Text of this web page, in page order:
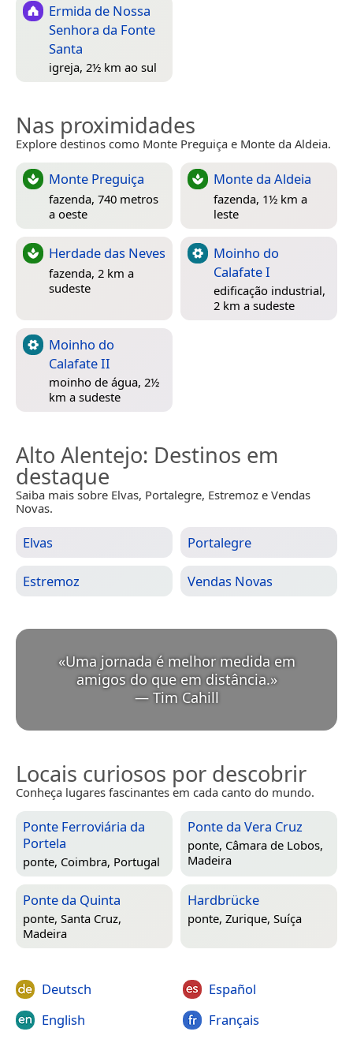
Ermida de Nossa
Senhora da Fonte
Santa
igreja, 2½ km ao sul
Nas proximidades
Explore destinos como Monte Preguiça e Monte da Aldeia.
Monte Preguiça
fazenda, 740 metros
a oeste
Monte da Aldeia
fazenda, 1½ km a
leste
Herdade das Neves
fazenda, 2 km a
sudeste
Moinho do
Calafate I
edificação industrial,
2 km a sudeste
Moinho do
Calafate II
moinho de água, 2½
km a sudeste
Alto Alentejo: Destinos em
destaque
Saiba mais sobre Elvas, Portalegre, Estremoz e Vendas
Novas.
Elvas Portalegre
Estremoz Vendas Novas
«Uma jornada é melhor medida em
amigos do que em distância. »
— Tim Cahill
Locais curiosos por descobrir
Conheça lugares fascinantes em cada canto do mundo.
Ponte Ferroviária da
Portela
ponte, Coimbra, Portugal
Ponte da Vera Cruz
ponte, Câmara de Lobos,
Madeira
Ponte da Quinta
ponte, Santa Cruz,
Madeira
Hardbrücke
ponte, Zurique, Suíça
Deutsch
English
Español
Français